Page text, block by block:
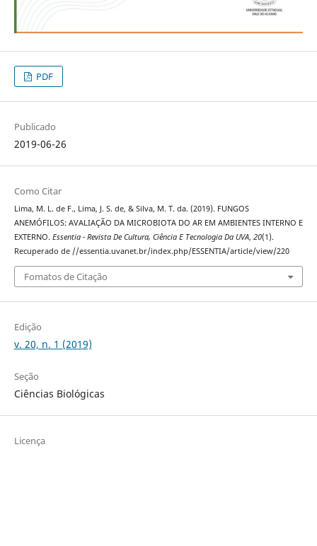
PDF
Publicado
2019-06-26
Como Citar
Lima, M. L. de F., Lima, J. S. de, & Silva, M. T. da. (2019). FUNGOS
ANEMÓFILOS: AVALIAÇÃO DA MICROBIOTA DO AR EM AMBIENTES INTERNO E
EXTERNO. Essentia - Revista De Cultura, Ciência E Tecnologia Da UVA, 20(1).
Recuperado de //essentia.uvanet.br/index.php/ESSENTIA/article/view/220
Fomatos de Citação
Edição
v. 20, n. 1 (2019)
Seção
Ciências Biológicas
Licença